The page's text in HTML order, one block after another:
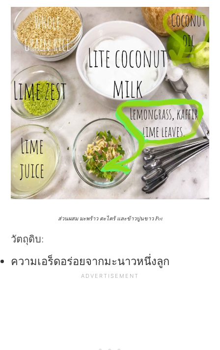
ส่วนผสม มะพร้าว ตะไคร้ และข้าวปูนขาว Pot
วัตถุดิบ:
ความเอร็ดอร่อยจากมะนาวหนึ่งลูก